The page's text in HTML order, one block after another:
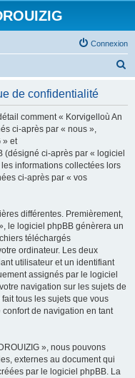
Connexion
de confidentialité
comment « Korvigelloù An
ci-après par « nous »,
» et
(désigné ci-après par « logiciel
informations collectées lors
ci-après par « vos
différentes. Premièrement,
le logiciel phpBB génèrera un
téléchargés
ordinateur. Les deux
utilisateur et un identifiant
assignés par le logiciel
navigation sur les sujets de
tous les sujets que vous
confort de navigation en tant
», nous pouvons
externes au document qui
par le logiciel phpBB. La